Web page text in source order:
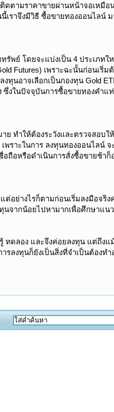
ติดตามราคาขายผ่านหน้าจอเหมื
ราจึงมีวิธี ซื้อขายทองออนไลน์ ม
รัพย์ โดยจะแบ่งเป็น 4 ประเภทใ
Futures) เพราะฉะนั้นก่อนเริ่ม
ทุนอาจเลือกเป็นกองทุน Gold
งในปัจจุบันการซื้อขายทองคำแ
ย ทำให้ต้องระวังและตรวจสอบ
ราะในการ ลงทุนทองออนไลน์ จ
ถือหรือดำเนินการสั่งซื้อขายช้าก็
อย่างไรก็ตามก่อนเริ่มลงมือจริง
นจากน้อยไปหามากเพื่อศึกษาแน
ทดลอง และจึงค่อยลงทุน แต่ถึงแ
ลงทุนก็ยังเป็นสิ่งที่จำเป็นต้องทำ